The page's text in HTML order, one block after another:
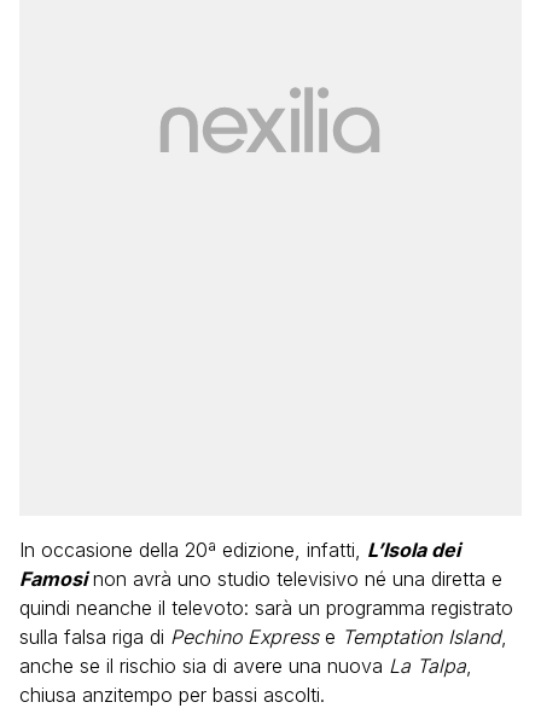
In occasione della 20ª edizione, infatti, L’Isola dei
Famosinon avrà uno studio televisivo né una diretta e
quindi neanche il televoto: sarà un programma registrato
sulla falsa riga di Pechino Expresse Temptation Island,
anche se il rischio sia di avere una nuova La Talpa,
chiusa anzitempo per bassi ascolti.